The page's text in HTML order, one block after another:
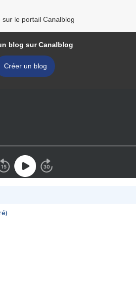
le portail Canalblog
blog sur Canalblog
Créer un blog